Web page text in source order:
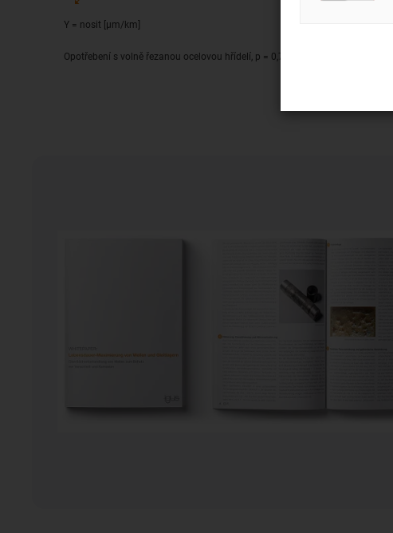
Y = nosit [μm/km]
Opotřebení s volně řezanou ocelovou hřídelí, p = 0,75 MPa, v = 0,50 m/s Ra =